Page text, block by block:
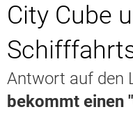
City Cube
Antwort auf den
bekommt einen